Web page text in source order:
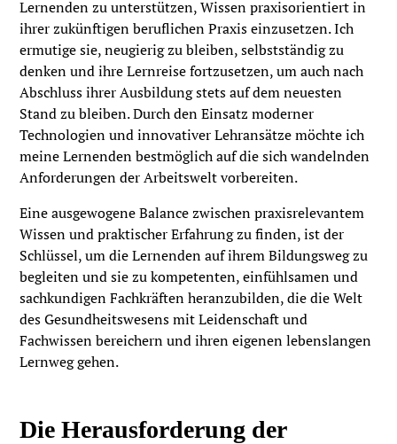
Lernenden zu unterstützen, Wissen praxisorientiert in
ihrer zukünftigen beruflichen Praxis einzusetzen. Ich
ermutige sie, neugierig zu bleiben, selbstständig zu
denken und ihre Lernreise fortzusetzen, um auch nach
Abschluss ihrer Ausbildung stets auf dem neuesten
Stand zu bleiben. Durch den Einsatz moderner
Technologien und innovativer Lehransätze möchte ich
meine Lernenden bestmöglich auf die sich wandelnden
Anforderungen der Arbeitswelt vorbereiten.
Eine ausgewogene Balance zwischen praxisrelevantem
Wissen und praktischer Erfahrung zu finden, ist der
Schlüssel, um die Lernenden auf ihrem Bildungsweg zu
begleiten und sie zu kompetenten, einfühlsamen und
sachkundigen Fachkräften heranzubilden, die die Welt
des Gesundheitswesens mit Leidenschaft und
Fachwissen bereichern und ihren eigenen lebenslangen
Lernweg gehen.
Die Herausforderung der